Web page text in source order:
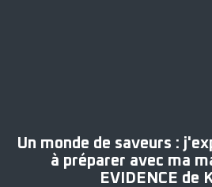
Un monde de saveurs :
à préparer avec ma
EVIDENCE de